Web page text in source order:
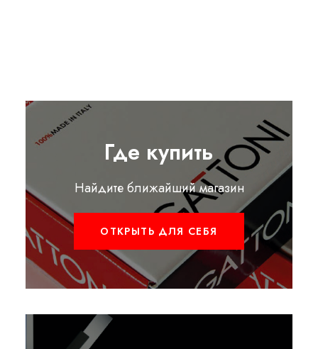
Где купить
Найдите ближайший магазин
ОТКРЫТЬ ДЛЯ СЕБЯ